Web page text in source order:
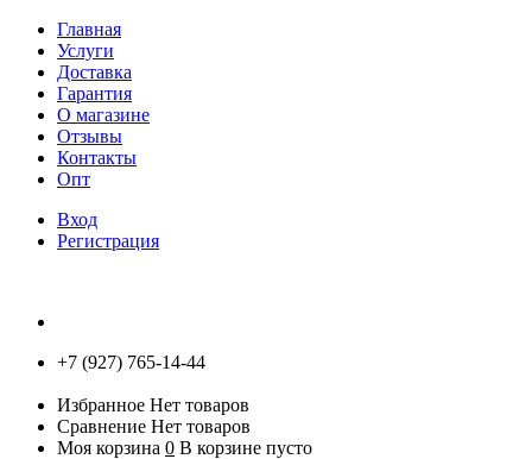
Главная
Услуги
Доставка
Гарантия
О магазине
Отзывы
Контакты
Опт
Вход
Регистрация
+7 (927) 765-14-44
Избранное Нет товаров
Сравнение Нет товаров
Моя корзина 0 В корзине пусто